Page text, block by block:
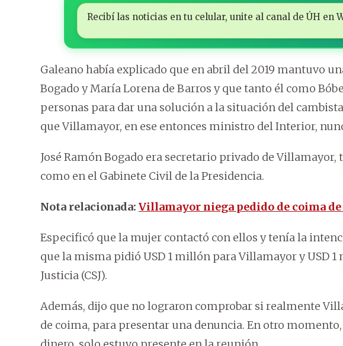
Recibí las noticias en tu celular, unite al canal de ÚH en
Galeano había explicado que en abril del 2019 mantuvo
Bogado y María Lorena de Barros y que tanto él como
personas para dar una solución a la situación del
que Villamayor, en ese entonces ministro del Interior,
José Ramón Bogado era secretario privado de
como en el Gabinete Civil de la Presidencia.
Nota relacionada: Villamayor niega pedido de coima
Especificó que la mujer contactó con ellos y tenía la
que la misma pidió USD 1 millón para Villamayor y USD
Justicia (CSJ).
Además, dijo que no lograron comprobar si realmente
de coima, para presentar una denuncia. En otro